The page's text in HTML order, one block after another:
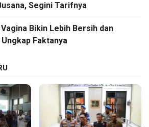
Segini Tarifnya
Bikin Lebih Bersih dan
Faktanya